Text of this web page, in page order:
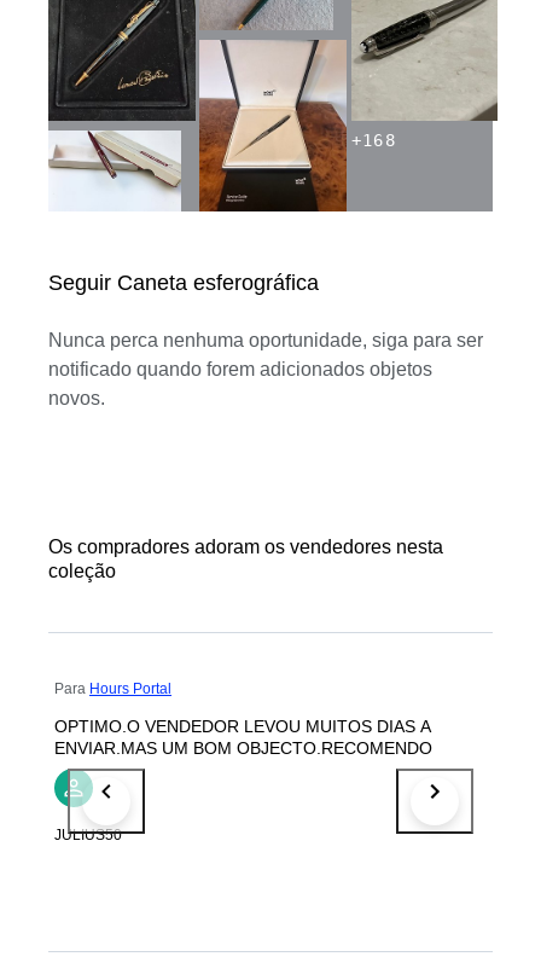
Seguir Caneta esferográfica
Nunca perca nenhuma oportunidade, siga para ser
notificado quando forem adicionados objetos
novos.
+168
Os compradores adoram os vendedores nesta
coleção
Para Hours Portal
OPTIMO.O VENDEDOR LEVOU MUITOS DIAS A
ENVIAR.MAS UM BOM OBJECTO.RECOMENDO
JULIUS50